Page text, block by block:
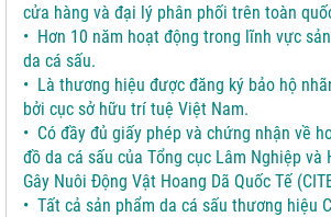
cửa hàng và đại lý phân phối trên toàn
• Hơn 10 năm hoạt động trong lĩnh vực
da cá sấu.
• Là thương hiệu được đăng ký bảo hộ
bởi cục sở hữu trí tuệ Việt Nam.
• Có đầy đủ giấy phép và chứng nhận về
đồ da cá sấu của Tổng cục Lâm Nghiệp và
Gây Nuôi Động Vật Hoang Dã Quốc Tế
• Tất cả sản phẩm da cá sấu thương hiệu